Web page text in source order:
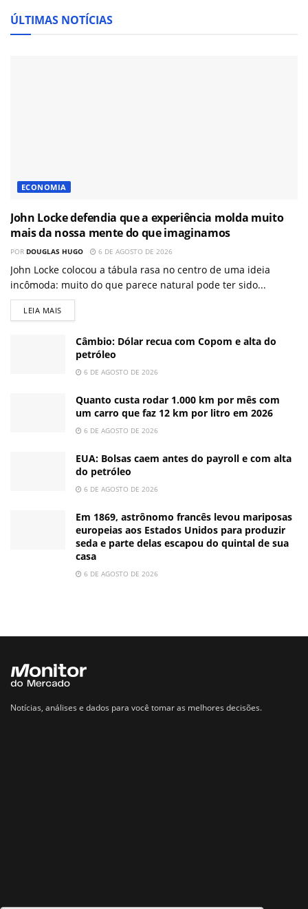
ÚLTIMAS NOTÍCIAS
ECONOMIA
John Locke defendia que a experiência molda muito
mais da nossa mente do que imaginamos
POR DOUGLAS HUGO 6 DE AGOSTO DE 2026
John Locke colocou a tábula rasa no centro de uma ideia
incômoda: muito do que parece natural pode ter sido...
LEIA MAIS
Câmbio: Dólar recua com Copom e alta do
petróleo
6 DE AGOSTO DE 2026
Quanto custa rodar 1.000 km por mês com
um carro que faz 12 km por litro em 2026
6 DE AGOSTO DE 2026
EUA: Bolsas caem antes do payroll e com alta
do petróleo
6 DE AGOSTO DE 2026
Em 1869, astrônomo francês levou mariposas
europeias aos Estados Unidos para produzir
seda e parte delas escapou do quintal de sua
casa
6 DE AGOSTO DE 2026
Notícias, análises e dados para você tomar as melhores decisões.